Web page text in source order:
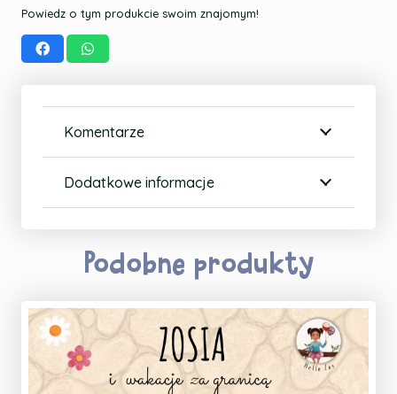
Powiedz o tym produkcie swoim znajomym!
Komentarze
Dodatkowe informacje
Podobne produkty